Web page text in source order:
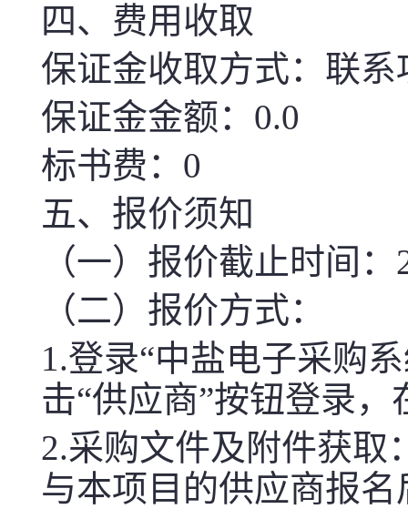
四、费用收取
保证金收取方式：联系
保证金金额：0.0
标书费：0
五、报价须知
（一）报价截止时间：
（二）报价方式：
1.登录“中盐电子采购系
击“供应商”按钮登录
2.采购文件及附件获取
与本项目的供应商报